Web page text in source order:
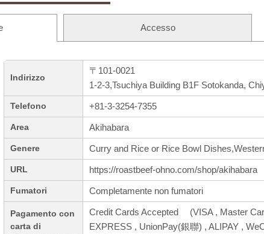
Accesso
Indirizzo
〒101-0021
1-2-3,Tsuchiya Building B1F Sotokanda,
Telefono +81-3-3254-7355
Area Akihabara
Genere Curry and Rice or Rice Bowl
URL https://roastbeef-ohno.com/shop/akihabara
Fumatori Completamente non fumatori
Pagamento con
carta di
Credit Cards Accepted (VISA , Master
EXPRESS , UnionPay(銀聯) , ALIPAY ,